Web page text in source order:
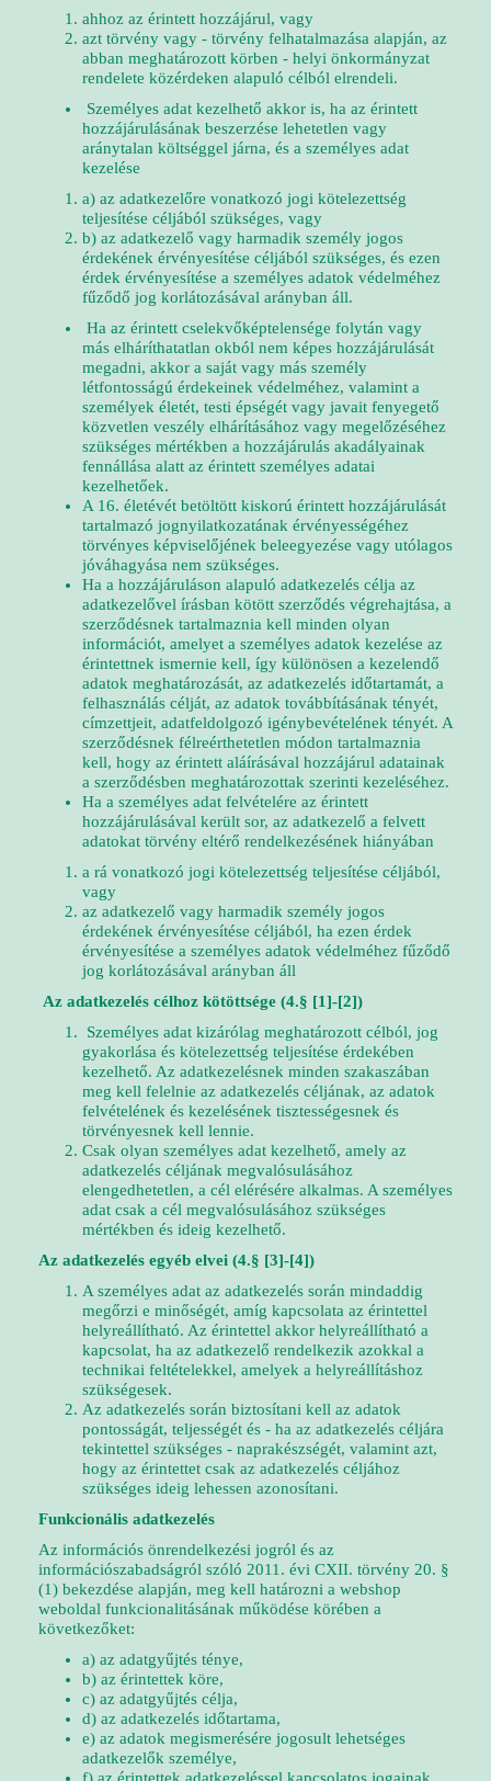
ahhoz az érintett hozzájárul, vagy
azt törvény vagy - törvény felhatalmazása alapján, az
abban meghatározott körben - helyi önkormányzat
rendelete közérdeken alapuló célból elrendeli.
Személyes adat kezelhető akkor is, ha az érintett
hozzájárulásának beszerzése lehetetlen vagy
aránytalan költséggel járna, és a személyes adat
kezelése
a) az adatkezelőre vonatkozó jogi kötelezettség
teljesítése céljából szükséges, vagy
b) az adatkezelő vagy harmadik személy jogos
érdekének érvényesítése céljából szükséges, és ezen
érdek érvényesítése a személyes adatok védelméhez
fűződő jog korlátozásával arányban áll.
Ha az érintett cselekvőképtelensége folytán vagy
más elháríthatatlan okból nem képes hozzájárulását
megadni, akkor a saját vagy más személy
létfontosságú érdekeinek védelméhez, valamint a
személyek életét, testi épségét vagy javait fenyegető
közvetlen veszély elhárításához vagy megelőzéséhez
szükséges mértékben a hozzájárulás akadályainak
fennállása alatt az érintett személyes adatai
kezelhetőek.
A 16. életévét betöltött kiskorú érintett hozzájárulását
tartalmazó jognyilatkozatának érvényességéhez
törvényes képviselőjének beleegyezése vagy utólagos
jóváhagyása nem szükséges.
Ha a hozzájáruláson alapuló adatkezelés célja az
adatkezelővel írásban kötött szerződés végrehajtása, a
szerződésnek tartalmaznia kell minden olyan
információt, amelyet a személyes adatok kezelése az
érintettnek ismernie kell, így különösen a kezelendő
adatok meghatározását, az adatkezelés időtartamát, a
felhasználás célját, az adatok továbbításának tényét,
címzettjeit, adatfeldolgozó igénybevételének tényét. A
szerződésnek félreérthetetlen módon tartalmaznia
kell, hogy az érintett aláírásával hozzájárul adatainak
a szerződésben meghatározottak szerinti kezeléséhez.
Ha a személyes adat felvételére az érintett
hozzájárulásával került sor, az adatkezelő a felvett
adatokat törvény eltérő rendelkezésének hiányában
a rá vonatkozó jogi kötelezettség teljesítése céljából,
vagy
az adatkezelő vagy harmadik személy jogos
érdekének érvényesítése céljából, ha ezen érdek
érvényesítése a személyes adatok védelméhez fűződő
jog korlátozásával arányban áll
Az adatkezelés célhoz kötöttsége (4.§ [1]-[2])
Személyes adat kizárólag meghatározott célból, jog
gyakorlása és kötelezettség teljesítése érdekében
kezelhető. Az adatkezelésnek minden szakaszában
meg kell felelnie az adatkezelés céljának, az adatok
felvételének és kezelésének tisztességesnek és
törvényesnek kell lennie.
Csak olyan személyes adat kezelhető, amely az
adatkezelés céljának megvalósulásához
elengedhetetlen, a cél elérésére alkalmas. A személyes
adat csak a cél megvalósulásához szükséges
mértékben és ideig kezelhető.
Az adatkezelés egyéb elvei (4.§ [3]-[4])
A személyes adat az adatkezelés során mindaddig
megőrzi e minőségét, amíg kapcsolata az érintettel
helyreállítható. Az érintettel akkor helyreállítható a
kapcsolat, ha az adatkezelő rendelkezik azokkal a
technikai feltételekkel, amelyek a helyreállításhoz
szükségesek.
Az adatkezelés során biztosítani kell az adatok
pontosságát, teljességét és - ha az adatkezelés céljára
tekintettel szükséges - naprakészségét, valamint azt,
hogy az érintettet csak az adatkezelés céljához
szükséges ideig lehessen azonosítani.
Funkcionális adatkezelés
Az információs önrendelkezési jogról és az
információszabadságról szóló 2011. évi CXII. törvény 20. §
(1) bekezdése alapján, meg kell határozni a webshop
weboldal funkcionalitásának működése körében a
következőket:
a) az adatgyűjtés ténye,
b) az érintettek köre,
c) az adatgyűjtés célja,
d) az adatkezelés időtartama,
e) az adatok megismerésére jogosult lehetséges
adatkezelők személye,